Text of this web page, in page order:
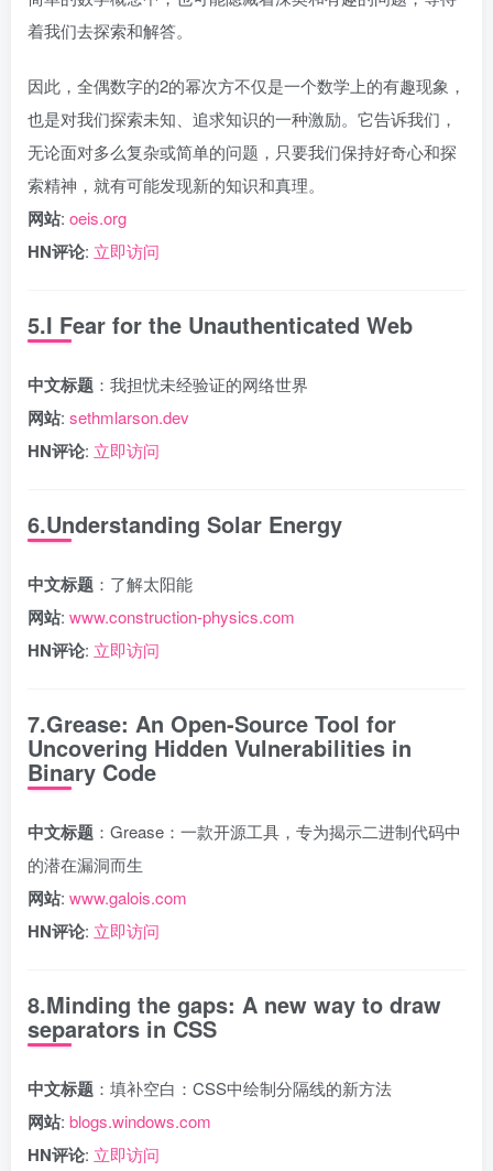
着我们去探索和解答。
因此，全偶数字的2的幂次方不仅是一个数学上的有趣现象，
也是对我们探索未知、追求知识的一种激励。它告诉我们，
无论面对多么复杂或简单的问题，只要我们保持好奇心和探
索精神，就有可能发现新的知识和真理。
网站: oeis.org
HN评论: 立即访问
5.I Fear for the Unauthenticated Web
中文标题 ：我担忧未经验证的网络世界
网站: sethmlarson.dev
HN评论: 立即访问
6.Understanding Solar Energy
中文标题 ：了解太阳能
网站: www.construction-physics.com
HN评论: 立即访问
7.Grease: An Open-Source Tool for
Uncovering Hidden Vulnerabilities in
Binary Code
中文标题 ：Grease：一款开源工具，专为揭示二进制代码中
的潜在漏洞而生
网站: www.galois.com
HN评论: 立即访问
8.Minding the gaps: A new way to draw
separators in CSS
中文标题 ：填补空白：CSS中绘制分隔线的新方法
网站: blogs.windows.com
HN评论: 立即访问